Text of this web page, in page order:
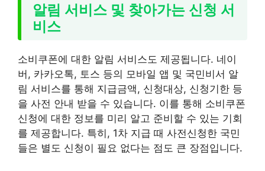
알림 서비스 및 찾아가는 신청 서
비스
소비쿠폰에 대한 알림 서비스도 제공됩니다. 네이
버, 카카오톡, 토스 등의 모바일 앱 및 국민비서 알
림 서비스를 통해 지급금액, 신청대상, 신청기한 등
을 사전 안내 받을 수 있습니다. 이를 통해 소비쿠폰
신청에 대한 정보를 미리 알고 준비할 수 있는 기회
를 제공합니다. 특히, 1차 지급 때 사전신청한 국민
들은 별도 신청이 필요 없다는 점도 큰 장점입니다.